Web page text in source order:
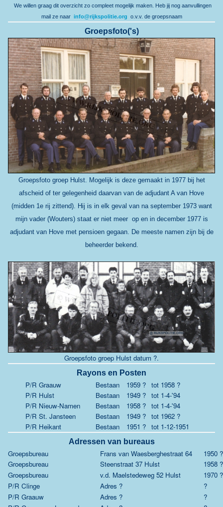
We willen graag dit overzicht zo compleet mogelijk maken.
Heb jij nog aanvullingen
mail ze naar info@rijkspolitie.org o.v.v. de groepsnaam
Groepsfoto('s)
Groepsfoto groep Hulst. Mogelijk is deze gemaakt in 1977 bij het
afscheid of ter gelegenheid daarvan van de adjudant A van Hove
(midden 1e rij zittend). Hij is in elk geval van na september 1973 want
mijn vader (Wouters) staat er niet meer op en in december 1977 is
adjudant van Hove met pensioen gegaan. De meeste namen zijn bij de
beheerder bekend.
Groepsfoto groep Hulst datum ?.
Rayons en Posten
P/R Graauw Bestaan 1959 ? tot 1958 ?
P/R Hulst
Bestaan 1949 ? tot 1-4-'94
P/R Nieuw-Namen
Bestaan 1958 ? tot 1-4-'94
P/R St. Jansteen
Bestaan 1949 ? tot 1962 ?
P/R Heikant
Bestaan 1951 ? tot 1-12-1951
Adressen van bureaus
Groepsbureau Frans van Waesberghestraat 64
1950 ?
Groepsbureau
Steenstraat 37 Hulst
1958 ?
Groepsbureau
v.d. Maelstedeweg 52 Hulst
1970 ?
P/R Clinge
Adres ?
?
P/R Graauw
Adres ?
?